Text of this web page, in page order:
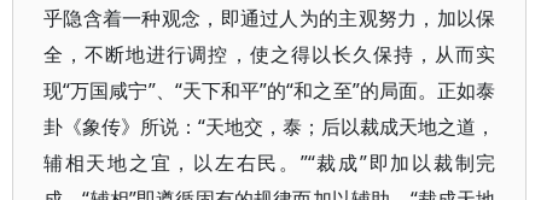
乎隐含着一种观念，即通过人为的主观努力，加以保
全，不断地进行调控，使之得以长久保持，从而实
现“万国咸宁”、“天下和平”的“和之至”的局面。正如泰
卦《象传》所说：“天地交，泰；后以裁成天地之道，
辅相天地之宜，以左右民。”“裁成”即加以裁制完